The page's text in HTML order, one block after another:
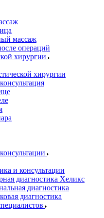
массаж
операций
хирургии
хирургии
и консультации
диагностика Хеликс
диагностика
диагностика